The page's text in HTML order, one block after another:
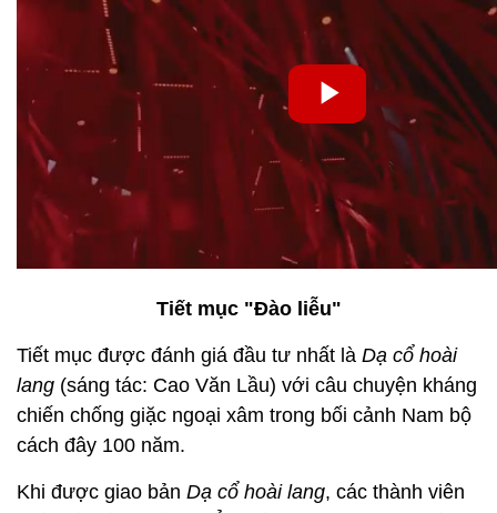
Tiết mục "Đào liễu"
Tiết mục được đánh giá đầu tư nhất là Dạ cổ hoài
lang (sáng tác: Cao Văn Lầu) với câu chuyện kháng
chiến chống giặc ngoại xâm trong bối cảnh Nam bộ
cách đây 100 năm.
Khi được giao bản Dạ cổ hoài lang, các thành viên